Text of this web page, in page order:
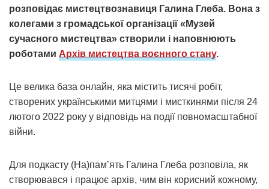
розповідає мистецтвознавиця Галина Глеба. Вона з
колегами з громадської організації «Музей
сучасного мистецтва» створили і наповнюють
роботами Архів мистецтва воєнного стану.
Це велика база онлайн, яка містить тисячі робіт,
створених українськими митцями і мисткинями після 24
лютого 2022 року у відповідь на події повномасштабної
війни.
Для подкасту (На)памʼять Галина Глеба розповіла, як
створювався і працює архів, чим він корисний кожному,